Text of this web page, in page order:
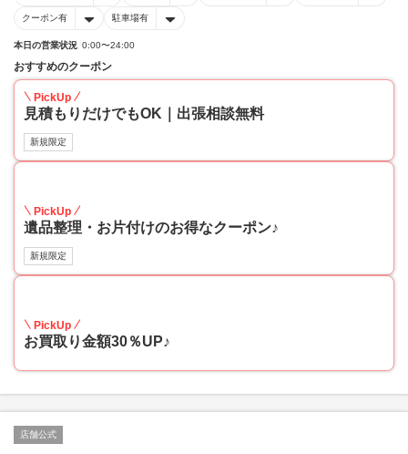
クーポン有 駐車場有
本日の営業状況 0:00〜24:00
おすすめのクーポン
PickUp
見積もりだけでもOK｜出張相談無料
新規限定
PickUp
遺品整理・お片付けのお得なクーポン♪
新規限定
PickUp
お買取り金額30％UP♪
店舗公式